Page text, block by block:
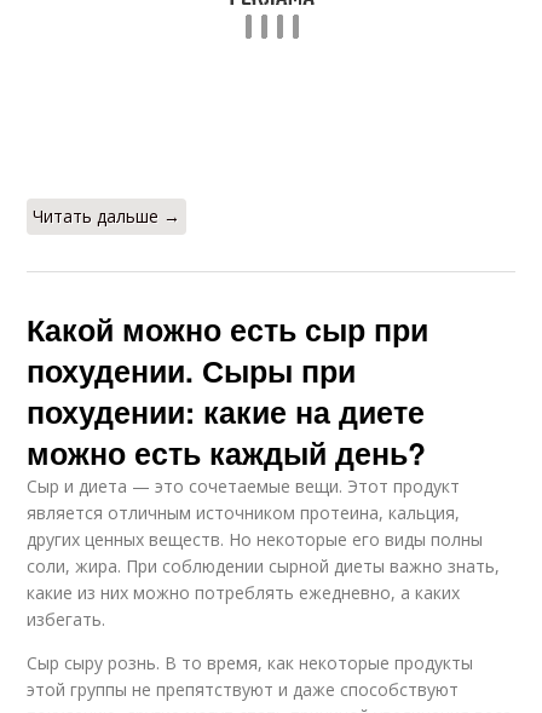
Читать дальше →
Какой можно есть сыр при
похудении. Сыры при
похудении: какие на диете
можно есть каждый день?
Сыр и диета — это сочетаемые вещи. Этот продукт
является отличным источником протеина, кальция,
других ценных веществ. Но некоторые его виды полны
соли, жира. При соблюдении сырной диеты важно знать,
какие из них можно потреблять ежедневно, а каких
избегать.
Сыр сыру рознь. В то время, как некоторые продукты
этой группы не препятствуют и даже способствуют